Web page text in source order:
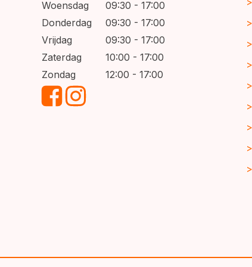
Woensdag
09:30 - 17:00
Donderdag
09:30 - 17:00
Vrijdag
09:30 - 17:00
Zaterdag
10:00 - 17:00
Zondag
12:00 - 17:00